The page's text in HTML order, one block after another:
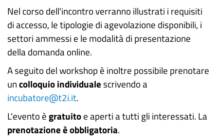
Nel corso dell'incontro verranno illustrati i requisiti
di accesso, le tipologie di agevolazione disponibili, i
settori ammessi e le modalità di presentazione
della domanda online.
A seguito del workshop è inoltre possibile prenotare
uncolloquio individuale scrivendo a
incubatore@t2i.it.
L'evento ègratuitoe aperti a tutti gli interessati. La
prenotazione è obbligatoria.